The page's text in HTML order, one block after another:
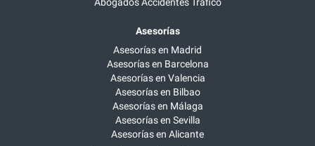
Asesorías
Asesorías en Madrid
Asesorías en Barcelona
Asesorías en Valencia
Asesorías en Bilbao
Asesorías en Málaga
Asesorías en Sevilla
Asesorías en Alicante